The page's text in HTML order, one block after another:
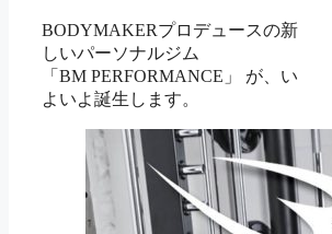
BODYMAKERプロデュースの新
しいパーソナルジム
「BM PERFORMANCE」 が、い
よいよ誕生します。